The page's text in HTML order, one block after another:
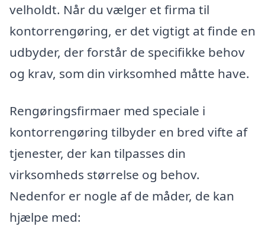
velholdt. Når du vælger et firma til
kontorrengøring, er det vigtigt at finde en
udbyder, der forstår de specifikke behov
og krav, som din virksomhed måtte have.
Rengøringsfirmaer med speciale i
kontorrengøring tilbyder en bred vifte af
tjenester, der kan tilpasses din
virksomheds størrelse og behov.
Nedenfor er nogle af de måder, de kan
hjælpe med: